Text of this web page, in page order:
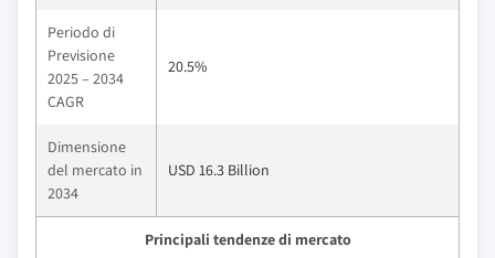
Periodo di
Previsione
2025 – 2034
CAGR
20.5%
Dimensione
del mercato in
2034
USD 16.3 Billion
Principali tendenze di mercato